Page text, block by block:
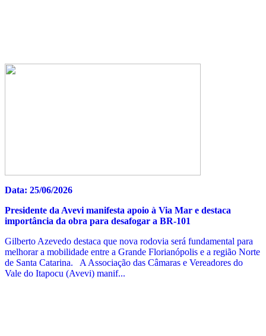
Data: 25/06/2026
Presidente da Avevi manifesta apoio à Via Mar e destaca
importância da obra para desafogar a BR-101
Gilberto Azevedo destaca que nova rodovia será fundamental para
melhorar a mobilidade entre a Grande Florianópolis e a região Norte
de Santa Catarina. A Associação das Câmaras e Vereadores do
Vale do Itapocu (Avevi) manif...